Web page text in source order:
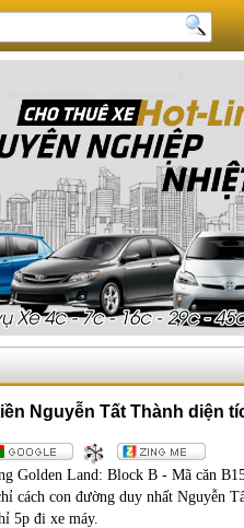
Nguyễn Tất Thành diện
Golden Land: Block B - Mã căn
cách con đường duy nhất Nguyễn
5p đi xe máy.